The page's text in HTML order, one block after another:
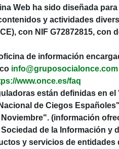
Web ha sido diseñada
y actividades
con NIF G72872815,
de información
info@gruposocialonce.com
www.once.es/faq
están definidas en el
de Ciegos Españoles
Noviembre". (información
de la Información y
y servicios de entidades